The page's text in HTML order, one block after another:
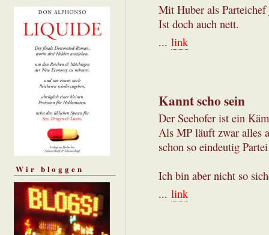
Wir bloggen
Mit Huber als
Ist doch auch nett.
... link
Kannt scho sein
Der Seehofer ist ein
Als MP läuft zwar alles
schon so eindeutig
Ich bin aber nicht so
... link